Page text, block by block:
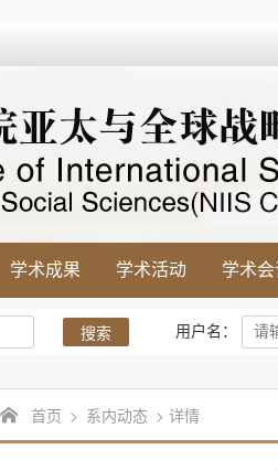
学术成果 学术活动 学术
搜索 用户名：
首页 > 系内动态 > 详情